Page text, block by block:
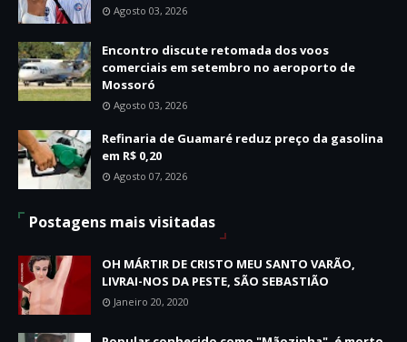
Agosto 03, 2026
Encontro discute retomada dos voos
comerciais em setembro no aeroporto de
Mossoró
Agosto 03, 2026
Refinaria de Guamaré reduz preço da gasolina
em R$ 0,20
Agosto 07, 2026
Postagens mais visitadas
OH MÁRTIR DE CRISTO MEU SANTO VARÃO,
LIVRAI-NOS DA PESTE, SÃO SEBASTIÃO
Janeiro 20, 2020